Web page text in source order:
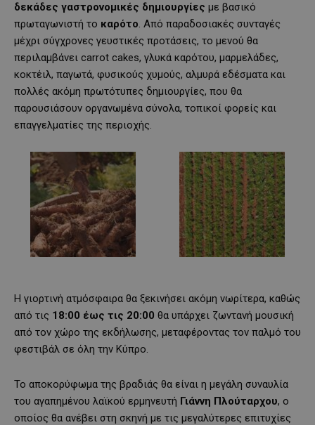
δεκάδες γαστρονομικές δημιουργίες με βασικό
πρωταγωνιστή το καρότο. Από παραδοσιακές συνταγές
μέχρι σύγχρονες γευστικές προτάσεις, το μενού θα
περιλαμβάνει carrot cakes, γλυκά καρότου, μαρμελάδες,
κοκτέιλ, παγωτά, φυσικούς χυμούς, αλμυρά εδέσματα και
πολλές ακόμη πρωτότυπες δημιουργίες, που θα
παρουσιάσουν οργανωμένα σύνολα, τοπικοί φορείς και
επαγγελματίες της περιοχής.
Η γιορτινή ατμόσφαιρα θα ξεκινήσει ακόμη νωρίτερα, καθώς
από τις 18:00 έως τις 20:00 θα υπάρχει ζωντανή μουσική
από τον χώρο της εκδήλωσης, μεταφέροντας τον παλμό του
φεστιβάλ σε όλη την Κύπρο.
Το αποκορύφωμα της βραδιάς θα είναι η μεγάλη συναυλία
του αγαπημένου λαϊκού ερμηνευτή Γιάννη Πλούταρχου, ο
οποίος θα ανέβει στη σκηνή με τις μεγαλύτερες επιτυχίες